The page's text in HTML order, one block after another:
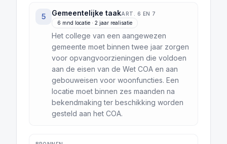
5 Gemeentelijke taakART. 6 EN 7
6 mnd locatie · 2 jaar realisatie
Het college van een aangewezen
gemeente moet binnen twee jaar zorgen
voor opvangvoorzieningen die voldoen
aan de eisen van de Wet COA en aan
gebouweisen voor woonfuncties. Een
locatie moet binnen zes maanden na
bekendmaking ter beschikking worden
gesteld aan het COA.